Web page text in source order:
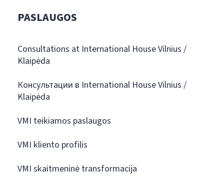
PASLAUGOS
Consultations at International House Vilnius /
Klaipėda
Консультации в International House Vilnius /
Klaipėda
VMI teikiamos paslaugos
VMI kliento profilis
VMI skaitmeninė transformacija